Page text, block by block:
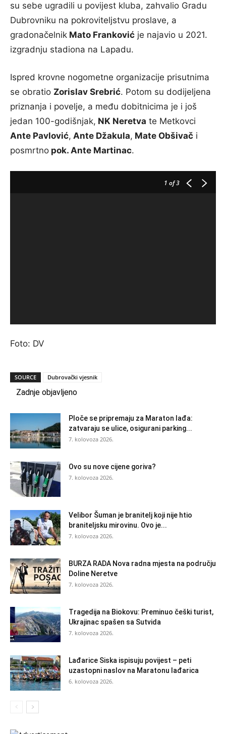
su sebe ugradili u povijest kluba, zahvalio Gradu
Dubrovniku na pokroviteljstvu proslave, a
gradonačelnik Mato Franković je najavio u 2021.
izgradnju stadiona na Lapadu.
Ispred krovne nogometne organizacije prisutnima
se obratio Zorislav Srebrić. Potom su dodijeljena
priznanja i povelje, a među dobitnicima je i još
jedan 100-godišnjak, NK Neretva te Metkovci
Ante Pavlović, Ante Džakula, Mate Obšivač i
posmrtno pok. Ante Martinac.
1 of 3
Foto: DV
SOURCE Dubrovački vjesnik
Zadnje objavljeno
Ploče se pripremaju za Maraton lađa:
zatvaraju se ulice, osigurani parking...
7. kolovoza 2026.
Ovo su nove cijene goriva?
7. kolovoza 2026.
Velibor Šuman je branitelj koji nije htio
braniteljsku mirovinu. Ovo je...
7. kolovoza 2026.
BURZA RADA Nova radna mjesta na području
Doline Neretve
7. kolovoza 2026.
Tragedija na Biokovu: Preminuo češki turist,
Ukrajinac spašen sa Sutvida
7. kolovoza 2026.
Lađarice Siska ispisuju povijest – peti
uzastopni naslov na Maratonu lađarica
6. kolovoza 2026.